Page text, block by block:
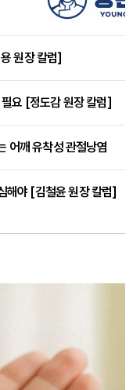
원장 칼럼]
필요 [정도감 원장 칼럼]
깨 유착성 관절낭염
해야 [김철윤 원장 칼럼]